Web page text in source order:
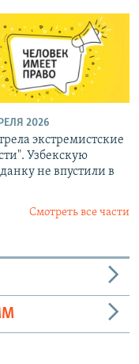
2026
экстремистские
Узбекскую
не впустили в
Смотреть все части